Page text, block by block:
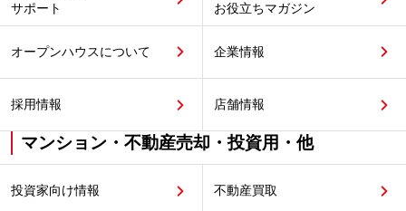
サポート
お役立ちマガジン
オープンハウスについて 企業情報
採用情報 店舗情報
マンション・不動産売却・投資用・他
投資家向け情報 不動産買取